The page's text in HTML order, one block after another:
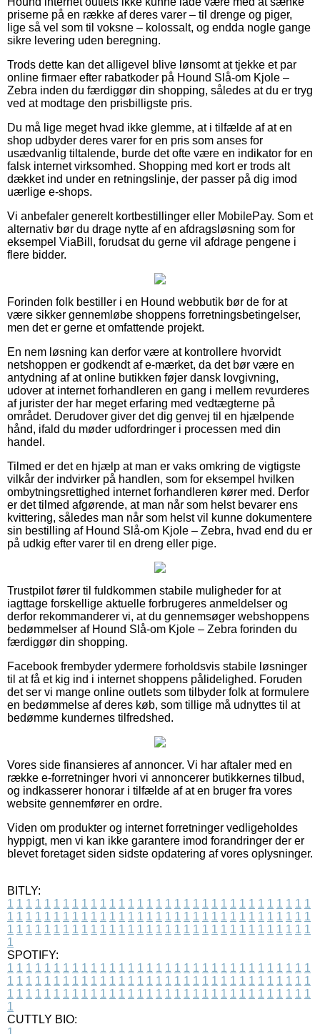
priserne på en række af deres varer – til drenge og piger,
lige så vel som til voksne – kolossalt, og endda nogle gange
sikre levering uden beregning.
Trods dette kan det alligevel blive lønsomt at tjekke et par
online firmaer efter rabatkoder på Hound Slå-om Kjole –
Zebra inden du færdiggør din shopping, således at du er tryg
ved at modtage den prisbilligste pris.
Du må lige meget hvad ikke glemme, at i tilfælde af at en
shop udbyder deres varer for en pris som anses for
usædvanlig tiltalende, burde det ofte være en indikator for en
falsk internet virksomhed. Shopping med kort er trods alt
dækket ind under en retningslinje, der passer på dig imod
uærlige e-shops.
Vi anbefaler generelt kortbestillinger eller MobilePay. Som et
alternativ bør du drage nytte af en afdragsløsning som for
eksempel ViaBill, forudsat du gerne vil afdrage pengene i
flere bidder.
Forinden folk bestiller i en Hound webbutik bør de for at
være sikker gennemløbe shoppens forretningsbetingelser,
men det er gerne et omfattende projekt.
En nem løsning kan derfor være at kontrollere hvorvidt
netshoppen er godkendt af e-mærket, da det bør være en
antydning af at online butikken føjer dansk lovgivning,
udover at internet forhandleren en gang i mellem revurderes
af jurister der har meget erfaring med vedtægterne på
området. Derudover giver det dig genvej til en hjælpende
hånd, ifald du møder udfordringer i processen med din
handel.
Tilmed er det en hjælp at man er vaks omkring de vigtigste
vilkår der indvirker på handlen, som for eksempel hvilken
ombytningsrettighed internet forhandleren kører med. Derfor
er det tilmed afgørende, at man når som helst bevarer ens
kvittering, således man når som helst vil kunne dokumentere
sin bestilling af Hound Slå-om Kjole – Zebra, hvad end du er
på udkig efter varer til en dreng eller pige.
Trustpilot fører til fuldkommen stabile muligheder for at
iagttage forskellige aktuelle forbrugeres anmeldelser og
derfor rekommanderer vi, at du gennemsøger webshoppens
bedømmelser af Hound Slå-om Kjole – Zebra forinden du
færdiggør din shopping.
Facebook frembyder ydermere forholdsvis stabile løsninger
til at få et kig ind i internet shoppens pålidelighed. Foruden
det ser vi mange online outlets som tilbyder folk at formulere
en bedømmelse af deres køb, som tillige må udnyttes til at
bedømme kundernes tilfredshed.
Vores side finansieres af annoncer. Vi har aftaler med en
række e-forretninger hvori vi annoncerer butikkernes tilbud,
og indkasserer honorar i tilfælde af at en bruger fra vores
website gennemfører en ordre.
Viden om produkter og internet forretninger vedligeholdes
hyppigt, men vi kan ikke garantere imod forandringer der er
blevet foretaget siden sidste opdatering af vores oplysninger.
BITLY:
1 1 1 1 1 1 1 1 1 1 1 1 1 1 1 1 1 1 1 1 1 1 1 1 1 1 1 1 1 1 1 1 1
1 1 1 1 1 1 1 1 1 1 1 1 1 1 1 1 1 1 1 1 1 1 1 1 1 1 1 1 1 1 1 1 1
1 1 1 1 1 1 1 1 1 1 1 1 1 1 1 1 1 1 1 1 1 1 1 1 1 1 1 1 1 1 1 1 1
1
SPOTIFY:
1 1 1 1 1 1 1 1 1 1 1 1 1 1 1 1 1 1 1 1 1 1 1 1 1 1 1 1 1 1 1 1 1
1 1 1 1 1 1 1 1 1 1 1 1 1 1 1 1 1 1 1 1 1 1 1 1 1 1 1 1 1 1 1 1 1
1 1 1 1 1 1 1 1 1 1 1 1 1 1 1 1 1 1 1 1 1 1 1 1 1 1 1 1 1 1 1 1 1
1
CUTTLY BIO: